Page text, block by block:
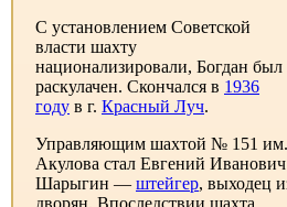
С установлением Советской
власти шахту
национализировали, Богдан был
раскулачен. Скончался в 1936
году в г. Красный Луч.
Управляющим шахтой № 151 им.
Акулова стал Евгений Иванович
Шарыгин — штейгер, выходец
дворян. Впоследствии шахта